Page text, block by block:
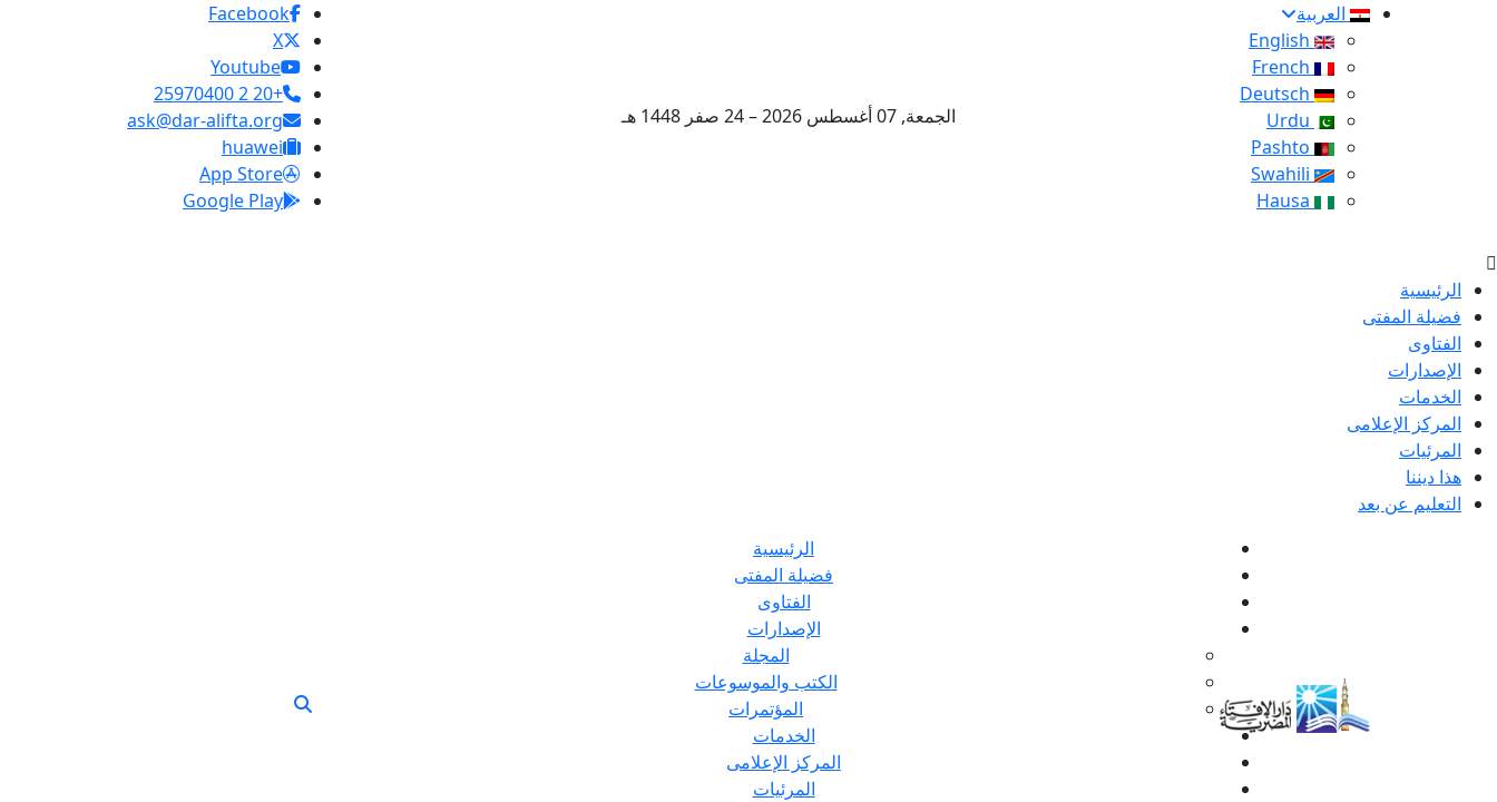
العربية
الجمعة, 07 أغسطس 2026 – 24 صفر 1448 هـ
Facebook
X
Youtube
+20 2 25970400
ask@dar-alifta.org
huawei
App Store
Google Play
الرئيسية
فضيلة المفتى
الفتاوى
الإصدارات
الخدمات
المركز الإعلامى
المرئيات
هذا ديننا
التعليم عن بعد
الرئيسية
فضيلة المفتى
الفتاوى
الإصدارات
المجلة
الكتب والموسوعات
المؤتمرات
الخدمات
المركز الإعلامى
المرئيات